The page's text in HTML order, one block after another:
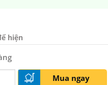
hiện
Mua ngay